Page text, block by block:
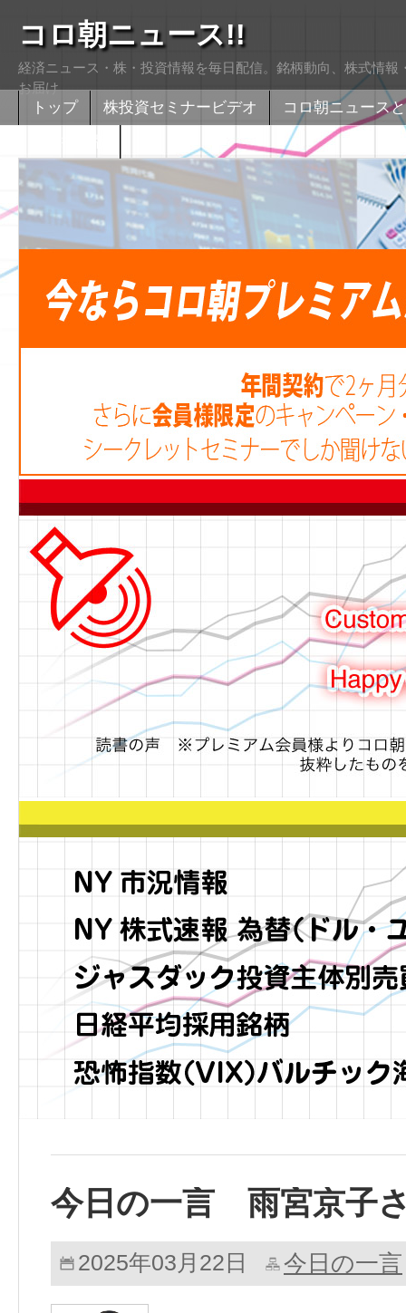
コロ朝ニュース!!
経済ニュース・株・投資情報を毎日配信。銘柄動向、株式情
お届け
トップ 株投資セミナービデオ
コロ朝ニュース
今日の一言 雨宮京子
2025年03月22日 今日の一言